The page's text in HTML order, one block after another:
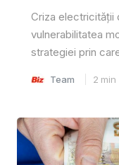
Criza electricității
vulnerabilitatea
strategiei prin
Team 2 min